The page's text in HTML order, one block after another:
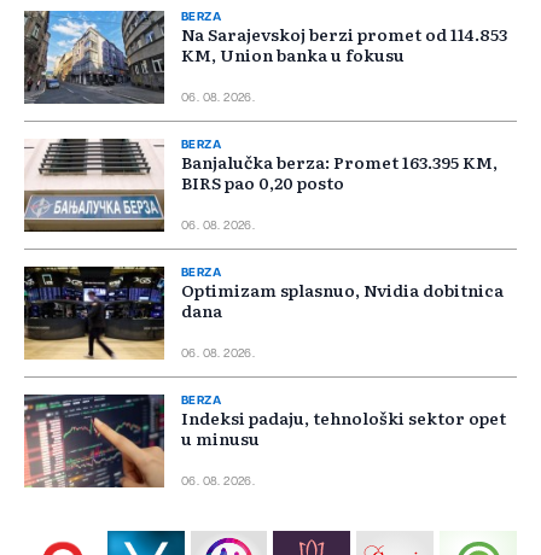
BERZA
Na Sarajevskoj berzi promet od 114.853
KM, Union banka u fokusu
06. 08. 2026.
BERZA
Banjalučka berza: Promet 163.395 KM,
BIRS pao 0,20 posto
06. 08. 2026.
BERZA
Optimizam splasnuo, Nvidia dobitnica
dana
06. 08. 2026.
BERZA
Indeksi padaju, tehnološki sektor opet
u minusu
06. 08. 2026.